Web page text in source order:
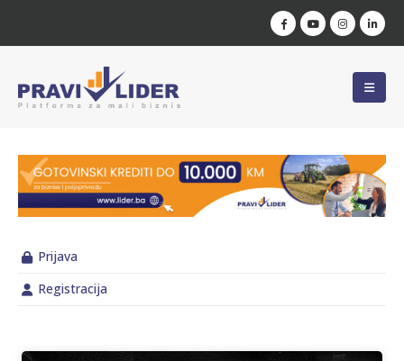
Prijava
Registracija